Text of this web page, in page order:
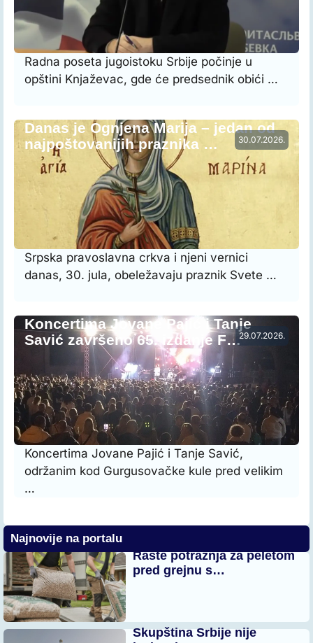
Radna poseta jugoistoku Srbije počinje u
opštini Knjaževac, gde će predsednik obići …
30.07.2026.
Danas je Ognjena Marija – jedan od
najpoštovanijih praznika …
Srpska pravoslavna crkva i njeni vernici
danas, 30. jula, obeležavaju praznik Svete …
29.07.2026.
Koncertima Jovane Pajić i Tanje
Savić završeno 65. izdanje F…
Koncertima Jovane Pajić i Tanje Savić,
održanim kod Gurgusovačke kule pred velikim
…
Najnovije na portalu
Raste potražnja za peletom
pred grejnu s…
Skupština Srbije nije